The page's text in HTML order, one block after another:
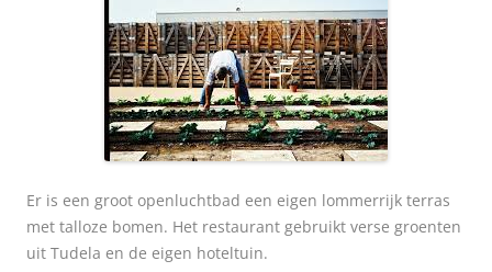
Er is een groot openluchtbad een eigen lommerrijk terras
met talloze bomen. Het restaurant gebruikt verse groenten
uit Tudela en de eigen hoteltuin.